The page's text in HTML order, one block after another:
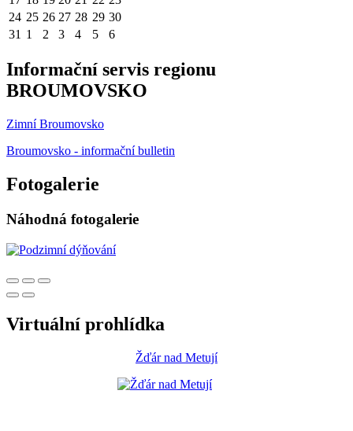
24 25 26 27 28 29 30
31 1 2 3 4 5 6
Informační servis regionu
BROUMOVSKO
Zimní Broumovsko
Broumovsko - informační bulletin
Fotogalerie
Náhodná fotogalerie
Virtuální prohlídka
Žďár nad Metují